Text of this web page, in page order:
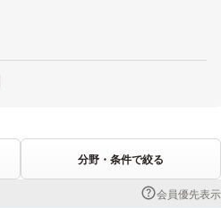
分野・条件で絞る
会員優先表示